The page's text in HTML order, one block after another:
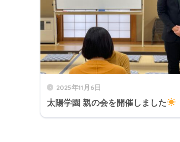
2025年11月6日
太陽学園 親の会を開催しました